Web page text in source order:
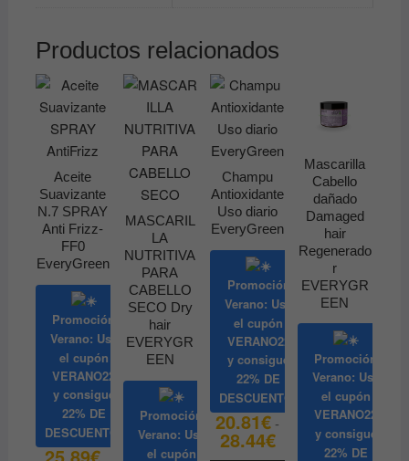
Productos relacionados
Aceite
Suavizante
N.7 SPRAY
Anti Frizz-
FF0
EveryGreen
Promoción
Verano: Usa
el cupón
VERANO22
y consigue
22% DE
DESCUENTO
MASCARIL
LA
NUTRITIVA
PARA
CABELLO
SECO Dry
hair
EVERYGR
EEN
Promoción
Verano: Usa
el cupón
Champu
Antioxidante
Uso diario
EveryGreen
Promoción
Verano: Usa
el cupón
VERANO22
y consigue
22% DE
DESCUENTO
20.81€ -
28.44€Rango
de
Mascarilla
Cabello
dañado
Damaged
hair
Regenerado
r
EVERYGR
EEN
Promoción
Verano: Usa
el cupón
VERANO22
y consigue
22% DE